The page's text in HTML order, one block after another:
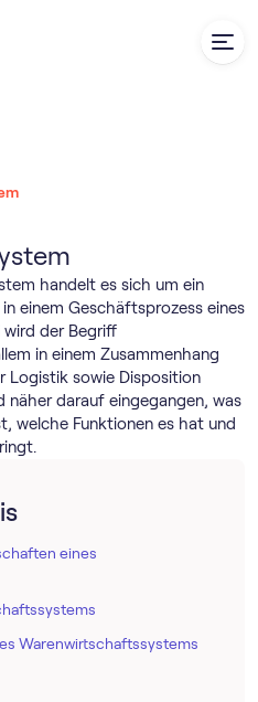
handelt es sich um ein
einem Geschäftsprozess eines
wird der Begriff
in einem Zusammenhang
Logistik sowie Disposition
näher darauf eingegangen, was
welche Funktionen es hat und
eines
Warenwirtschaftssystems